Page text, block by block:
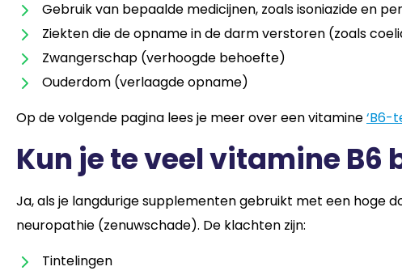
Gebruik van bepaalde medicijnen, zoals isoniazide en
Ziekten die de opname in de darm verstoren (zoals
Zwangerschap (verhoogde behoefte)
Ouderdom (verlaagde opname)
Op de volgende pagina lees je meer over een vitamine‘B6-
Kun je te veel vitamine B6
Ja, als je langdurige supplementen gebruikt met een hoge
neuropathie (zenuwschade). De klachten zijn:
Tintelingen